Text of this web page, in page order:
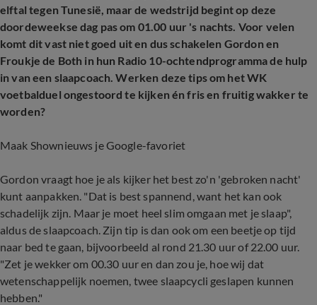
elftal tegen Tunesië, maar de wedstrijd begint op deze
doordeweekse dag pas om 01.00 uur 's nachts. Voor velen
komt dit vast niet goed uit en dus schakelen Gordon en
Froukje de Both in hun Radio 10-ochtendprogramma de hulp
in van een slaapcoach. Werken deze tips om het WK
voetbalduel ongestoord te kijken én fris en fruitig wakker te
worden?
Maak Shownieuws je Google-favoriet
Gordon vraagt hoe je als kijker het best zo'n 'gebroken nacht'
kunt aanpakken. "Dat is best spannend, want het kan ook
schadelijk zijn. Maar je moet heel slim omgaan met je slaap",
aldus de slaapcoach. Zijn tip is dan ook om een beetje op tijd
naar bed te gaan, bijvoorbeeld al rond 21.30 uur of 22.00 uur.
"Zet je wekker om 00.30 uur en dan zou je, hoe wij dat
wetenschappelijk noemen, twee slaapcycli geslapen kunnen
hebben."